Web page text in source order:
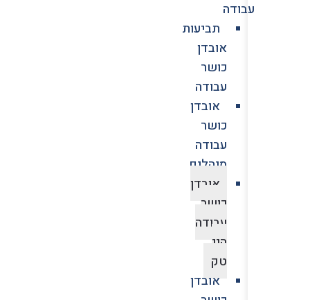
עבודה
תביעות
אובדן
כושר
עבודה
אובדן
כושר
עבודה
מנהלים
אובדן
כושר
עבודה
היי
טק
אובדן